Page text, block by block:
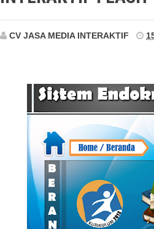
CV JASA MEDIA INTERAKTIF